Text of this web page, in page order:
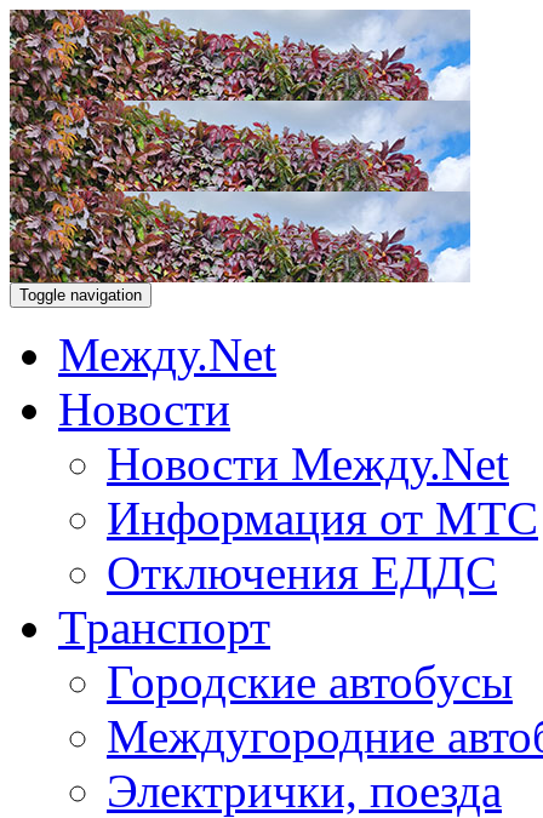
Toggle navigation
Между.Net
Новости
Новости Между.Net
Информация от МТС
Отключения ЕДДС
Транспорт
Городские автобусы
Междугородние
Электрички, поезда